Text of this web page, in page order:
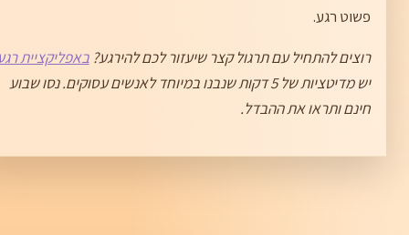
פשוט רגע.
רוצים להתחיל עם תרגול קצר שיעזור לכם להירגע?באפליקציית
יש מדיטציות של 5 דקות שנבנו במיוחד לאנשים עסוקים. נסו שבוע
חינם ותראו את ההבדל.